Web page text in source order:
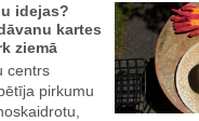
idejas?
kartes
ziemā
centrs
pirkumu